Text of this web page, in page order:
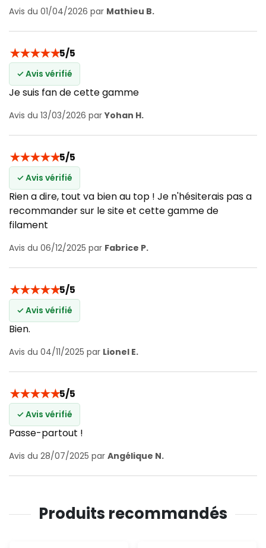
Avis du 01/04/2026 par Mathieu B.
★★★★★5/5
✓ Avis vérifié
Je suis fan de cette gamme
Avis du 13/03/2026 parYohan H.
★★★★★5/5
✓ Avis vérifié
Rien a dire, tout va bien au top ! Je n'hésiterais pas a
recommander sur le site et cette gamme de
filament
Avis du 06/12/2025 par Fabrice P.
★★★★★5/5
✓ Avis vérifié
Bien.
Avis du 04/11/2025 par Lionel E.
★★★★★5/5
✓ Avis vérifié
Passe-partout !
Avis du 28/07/2025 par Angélique N.
Produits recommandés